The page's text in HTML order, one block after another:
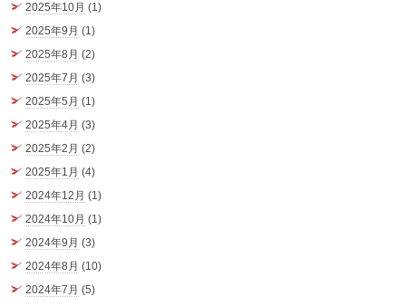
2025年10月 (1)
2025年9月 (1)
2025年8月 (2)
2025年7月 (3)
2025年5月 (1)
2025年4月 (3)
2025年2月 (2)
2025年1月 (4)
2024年12月 (1)
2024年10月 (1)
2024年9月 (3)
2024年8月 (10)
2024年7月 (5)